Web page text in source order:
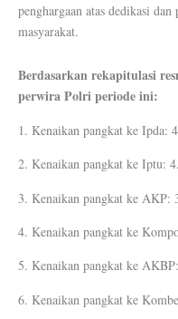
penghargaan atas dedikasi
masyarakat.
Berdasarkan rekapitulasi
perwira Polri periode ini:
1. Kenaikan pangkat ke Ipda:
2. Kenaikan pangkat ke Iptu:
3. Kenaikan pangkat ke AKP:
4. Kenaikan pangkat ke
5. Kenaikan pangkat ke
6. Kenaikan pangkat ke